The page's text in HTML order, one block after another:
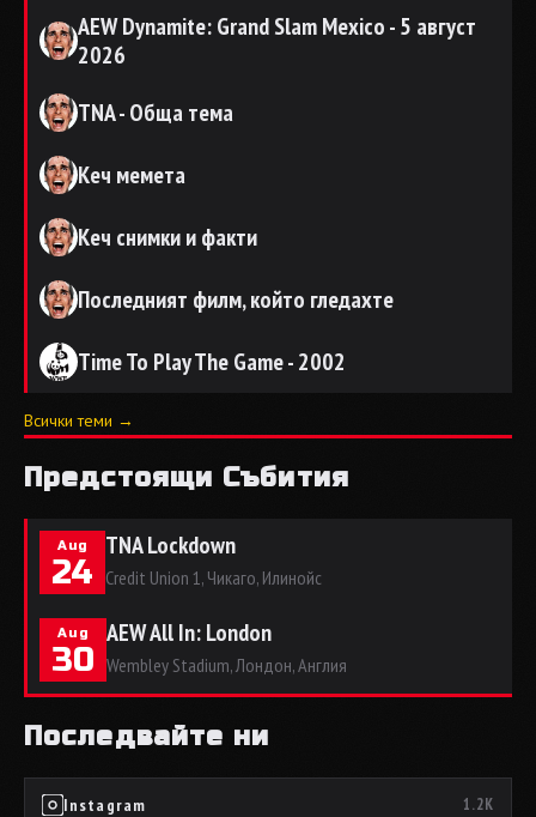
AEW Dynamite: Grand Slam Mexico - 5 август
2026
TNA - Обща тема
Кеч мемета
Кеч снимки и факти
Последният филм, който гледахте
Time To Play The Game - 2002
Всички теми →
Предстоящи Събития
Aug
24
TNA Lockdown
Credit Union 1, Чикаго, Илинойс
Aug
30
AEW All In: London
Wembley Stadium, Лондон, Англия
Последвайте ни
Instagram 1.2K